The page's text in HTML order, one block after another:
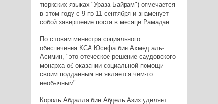
тюркских языках "Ураза-Байрам") отмечается
в этом году с 9 по 11 сентября и знаменует
собой завершение поста в месяце Рамадан.
По словам министра социального
обеспечения КСА Юсефа бин Ахмед аль-
Асимин, "это отеческое решение саудовского
монарха об оказании социальной помощи
своим подданным не является чем-то
необычным".
Король Абдалла бин Абдель Азиз уделяет